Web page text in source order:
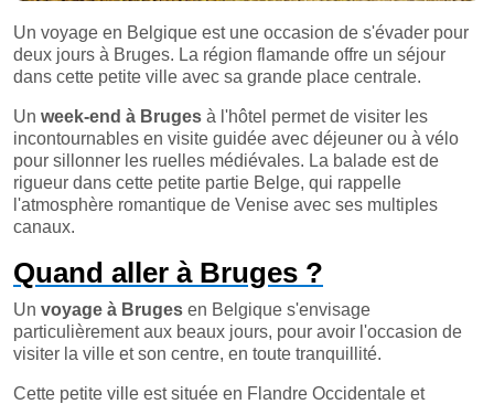
Un voyage en Belgique est une occasion de s'évader pour
deux jours à Bruges. La région flamande offre un séjour
dans cette petite ville avec sa grande place centrale.
Un week-end à Bruges à l'hôtel permet de visiter les
incontournables en visite guidée avec déjeuner ou à vélo
pour sillonner les ruelles médiévales. La balade est de
rigueur dans cette petite partie Belge, qui rappelle
l'atmosphère romantique de Venise avec ses multiples
canaux.
Quand aller à Bruges ?
Un voyage à Bruges en Belgique s'envisage
particulièrement aux beaux jours, pour avoir l'occasion de
visiter la ville et son centre, en toute tranquillité.
Cette petite ville est située en Flandre Occidentale et